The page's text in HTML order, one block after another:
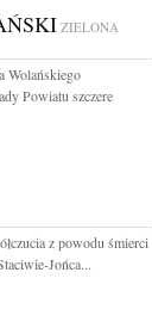
ZIELONA
Wolańskiego
Powiatu szczere
z powodu śmierci
Jońca...